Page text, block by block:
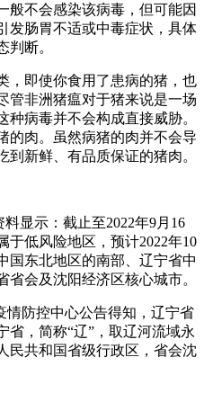
般不会感染该病毒，但可能因
发肠胃不适或中毒症状，具体
判断。
，即使你食用了患病的猪，也
管非洲猪瘟对于猪来说是一场
病毒并不会构成直接威胁。
的肉。虽然病猪的肉并不会导
新鲜、有品质保证的猪肉。
显示：截止至2022年9月16
于低风险地区，预计2022年10
国东北地区的南部、辽宁省中
会及沈阳经济区核心城市。
情防控中心公告得知，辽宁省
省，简称“辽”，取辽河流域永
民共和国省级行政区，省会沈